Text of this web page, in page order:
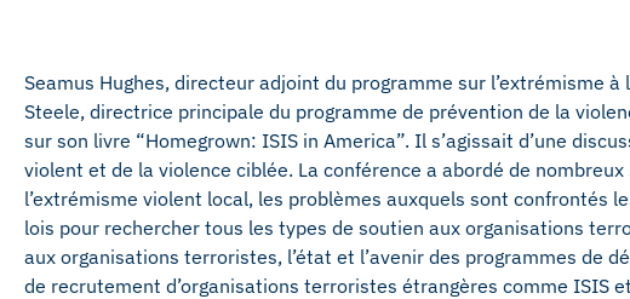
Seamus Hughes, directeur adjoint du programme sur l’extrémisme
Steele, directrice principale du programme de prévention de la
sur son livre “Homegrown: ISIS in America”. Il s’agissait d’une
violent et de la violence ciblée. La conférence a abordé de
l’extrémisme violent local, les problèmes auxquels sont confrontés
lois pour rechercher tous les types de soutien aux organisations
aux organisations terroristes, l’état et l’avenir des programmes de
de recrutement d’organisations terroristes étrangères comme ISIS